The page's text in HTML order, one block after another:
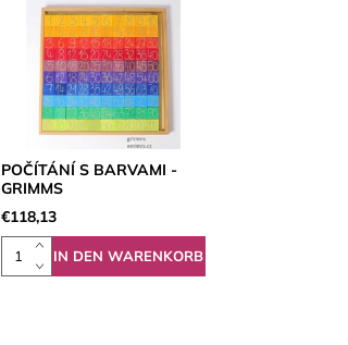
POČÍTÁNÍ S BARVAMI -
GRIMMS
€118,13